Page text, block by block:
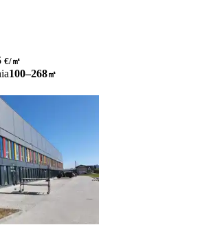
€/㎡
100–268㎡